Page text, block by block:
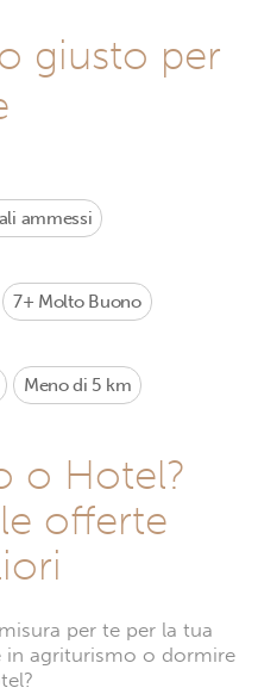
giusto per
ammessi
7+ Molto Buono
Meno di 5 km
o Hotel?
offerte
per te per la tua
in agriturismo o dormire